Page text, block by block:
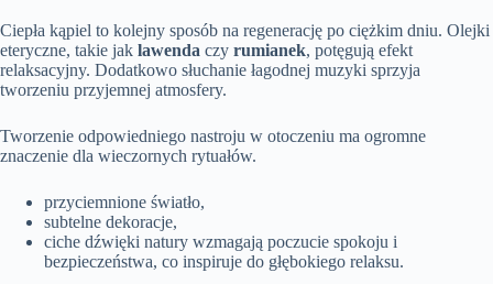
Ciepła kąpiel to kolejny sposób na regenerację po ciężkim dniu. Olejki
eteryczne, takie jak lawenda czy rumianek, potęgują efekt
relaksacyjny. Dodatkowo słuchanie łagodnej muzyki sprzyja
tworzeniu przyjemnej atmosfery.
Tworzenie odpowiedniego nastroju w otoczeniu ma ogromne
znaczenie dla wieczornych rytuałów.
przyciemnione światło,
subtelne dekoracje,
ciche dźwięki natury wzmagają poczucie spokoju i
bezpieczeństwa, co inspiruje do głębokiego relaksu.